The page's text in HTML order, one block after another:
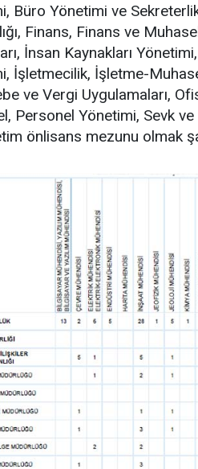
Büro Yönetimi ve
Finans, Finans ve
İnsan Kaynakları
İşletmecilik, İşletme-
ve Vergi Uygulamaları,
Personel Yönetimi, Sevk
önlisans mezunu olmak